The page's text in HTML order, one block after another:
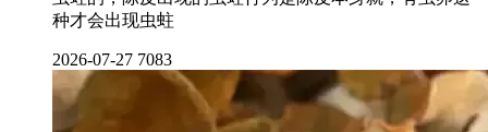
种才会出现虫蛀
2026-07-27 7083